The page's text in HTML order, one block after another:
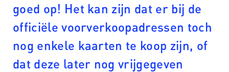
goed op! Het kan zijn dat er bij de
officiële voorverkoopadressen toch
nog enkele kaarten te koop zijn, of
dat deze later nog vrijgegeven